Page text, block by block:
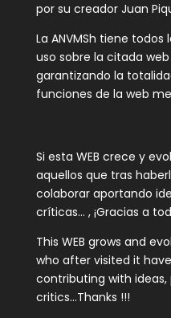
por su creador Juan
La ANVMSh tiene
uso sobre la citada
garantizando la
funciones de la web
Si esta WEB crece y
aquellos que tras
colaborar aportando
críticas… , ¡Gracias a
This WEB grows and
who after visited it
contributing with ideas,
critics…Thanks !!!